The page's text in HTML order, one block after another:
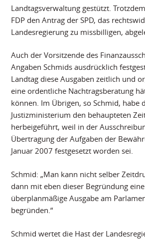
Landtagsverwaltung gestützt.
FDP den Antrag der SPD, das
Landesregierung zu missbilligen,
Auch der Vorsitzende des
Angaben Schmids ausdrücklich
Landtag diese Ausgaben zeitlich und
eine ordentliche Nachtragsberatung
können. Im Übrigen, so Schmid, habe
Justizministerium den behaupteten
herbeigeführt, weil in der
Übertragung der Aufgaben der
Januar 2007 festgesetzt worden sei.
Schmid: „Man kann nicht selber
dann mit eben dieser Begründung
überplanmäßige Ausgabe am
begründen.“
Schmid wertet die Hast der